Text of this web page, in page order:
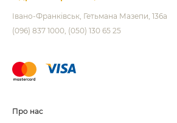
Івано-Франківськ Гетьмана Мазепи, 136а
(096) 837 1000 (050) 130 65 25
Про нас